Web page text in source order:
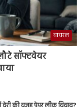
वायरल
सॉफ्टवेयर